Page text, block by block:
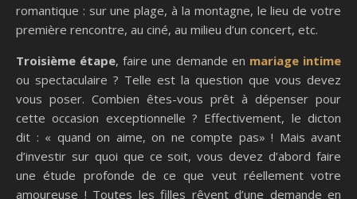
romantique : sur une plage, à la montagne, le lieu de votre
première rencontre, au ciné, au milieu d’un concert, etc.
Troisième étape, faire une demande en mariage intime
ou spectaculaire ? Telle est la question que vous devez
vous poser. Combien êtes-vous prêt à dépenser pour
cette occasion exceptionnelle ? Effectivement, le dicton
dit : « quand on aime, on ne compte pas» ! Mais avant
d’investir sur quoi que ce soit, vous devez d’abord faire
une étude profonde de ce que veut réellement votre
amoureuse ! Toutes les filles rêvent d’une demande en